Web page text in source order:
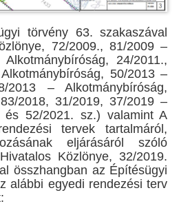
törvény 63. szakaszával
72/2009., 81/2009 –
24/2011.,
50/2013 –
2013 – Alkotmánybíróság,
2018, 31/2019, 37/2019 –
és 52/2021. sz.) valamint A
tervek tartalmáról,
eljárásáról szóló
Közlönye, 32/2019.
összhangban az Építésügyi
alábbi egyedi rendezési terv